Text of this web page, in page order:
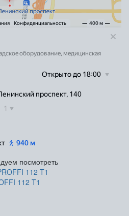
посмотреть
112 T1